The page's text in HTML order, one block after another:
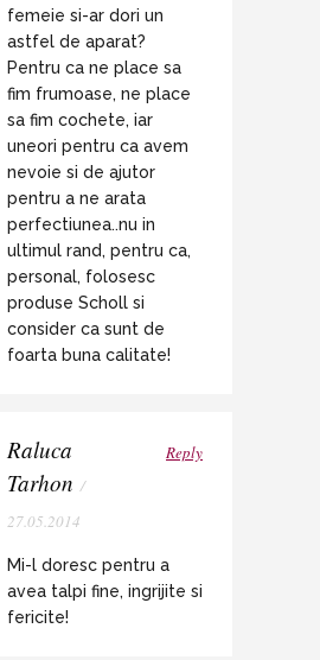
femeie si-ar dori un
astfel de aparat?
Pentru ca ne place sa
fim frumoase, ne place
sa fim cochete, iar
uneori pentru ca avem
nevoie si de ajutor
pentru a ne arata
perfectiunea..nu in
ultimul rand, pentru ca,
personal, folosesc
produse Scholl si
consider ca sunt de
foarta buna calitate!
Raluca
Tarhon /
27.05.2014
Reply
Mi-l doresc pentru a
avea talpi fine, ingrijite si
fericite!